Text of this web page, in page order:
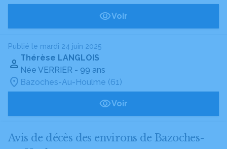
Voir
Publié le mardi 24 juin 2025
Thérèse LANGLOIS
Née VERRIER - 99 ans
Bazoches-Au-Houlme (61)
Voir
Avis de décès des environs de Bazoches-